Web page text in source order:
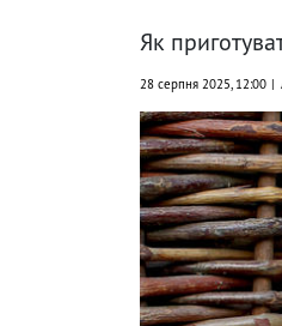
Як
28 серпня 2025, 12:00